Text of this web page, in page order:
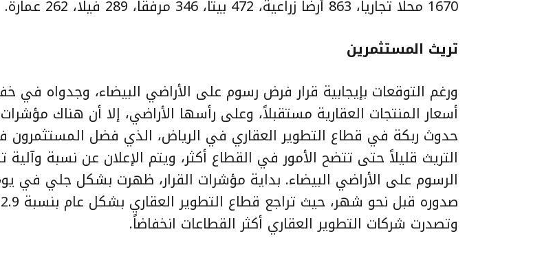
1670 محلا تجاريا، 863 أرضا زراعية، 472 بيتا، 346 مرفقا، 289 فيلا، 262 عمارة.
تريث المستثمرين
ورغم التوقعات بإيجابية قرار فرض رسوم على الأراضي البيضاء، وجدواه في
أسعار المنتجات العقارية مستقبلاً، وعلى رأسها الأراضي، إلا أن هناك
حدوث ربكة في قطاع التطوير العقاري في الرياض، الذي فضل المستثمرون
التريث قليلاً حتى تتضح الأمور في القطاع أكثر، ويتم الإعلان عن نسبة
الرسوم على الأراضي البيضاء. بداية مؤشرات القرار، ظهرت بشكل جلي في
وتصدرت شركات التطوير العقاري أكثر القطاعات انخفاضاً.